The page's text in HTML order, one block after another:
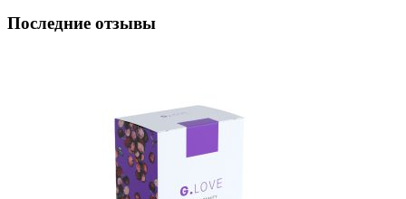
Последние отзывы